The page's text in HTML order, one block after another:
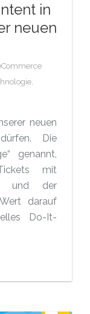
in
neuen
neuen
Die
genannt,
mit
und der
darauf
Do-It-